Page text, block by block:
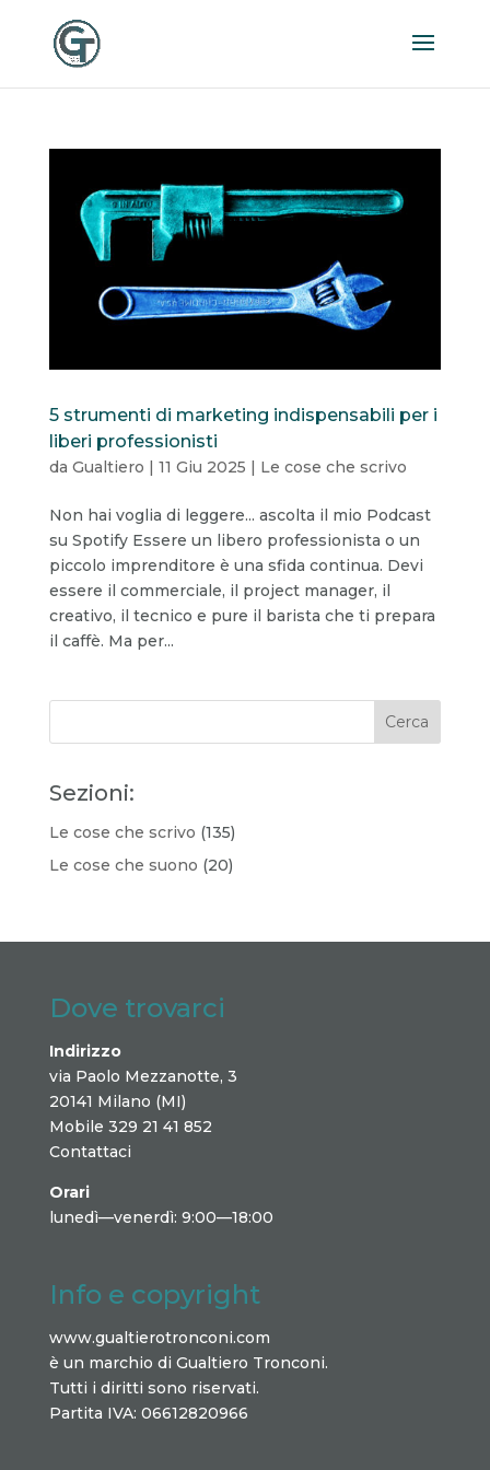
5 strumenti di marketing indispensabili per i
liberi professionisti
da Gualtiero | 11 Giu 2025 | Le cose che scrivo
Non hai voglia di leggere... ascolta il mio Podcast
su Spotify Essere un libero professionista o un
piccolo imprenditore è una sfida continua. Devi
essere il commerciale, il project manager, il
creativo, il tecnico e pure il barista che ti prepara
il caffè. Ma per...
Sezioni:
Le cose che scrivo (135)
Le cose che suono (20)
Dove trovarci
Indirizzo
via Paolo Mezzanotte, 3
20141 Milano (MI)
Mobile 329 21 41 852
Contattaci
Orari
lunedì—venerdì: 9:00—18:00
Info e copyright
www.gualtierotronconi.com
è un marchio di Gualtiero Tronconi.
Tutti i diritti sono riservati.
Partita IVA: 06612820966